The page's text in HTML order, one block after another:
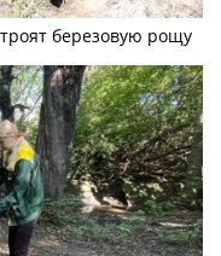
березовую рощу